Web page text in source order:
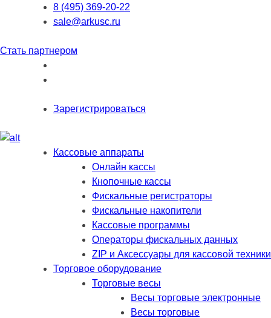
8 (495) 369-20-22
sale@arkusc.ru
Стать партнером
Зарегистрироваться
Кассовые аппараты
Онлайн кассы
Кнопочные кассы
Фискальные регистраторы
Фискальные накопители
Кассовые программы
Операторы фискальных данных
ZIP и Аксессуары для кассовой техники
Торговое оборудование
Торговые весы
Весы торговые электронные
Весы торговые